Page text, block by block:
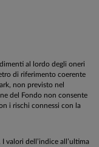
al lordo degli oneri
di riferimento coerente
non previsto nel
del Fondo non consente
i rischi connessi con la
valori dell’indice all’ultima